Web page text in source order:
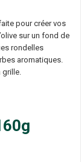
pour créer vos
sur un fond de
rondelles
aromatiques.
grille.